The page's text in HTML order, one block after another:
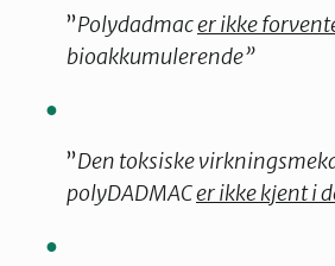
”Polydadmacer ikke
bioakkumulerende”
”Den toksiske
polyDADMACer ikke kjent i